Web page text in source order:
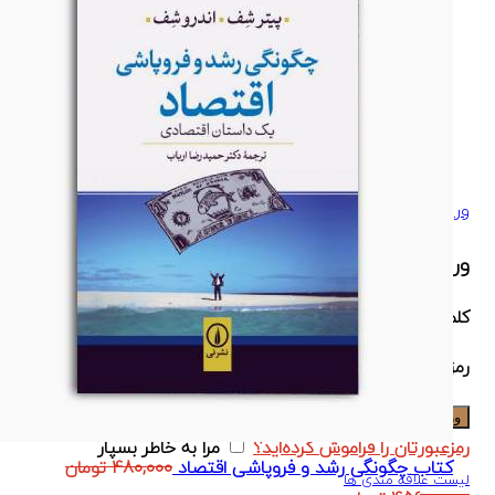
انتشارات ساوالان
انتشارات مبلغان
انتشارات مهربان
ورود / ثبت نام
ورود
کلمه کاربری یا ایمیل*
رمز عبور
ورود
رمزعبورتان را فراموش کرده‌اید؟ مرا به خاطر بسپار
لیست علاقه مندی ها
کتاب چگونگی رشد و فروپاشی اقتصاد480,000تومانقیمت